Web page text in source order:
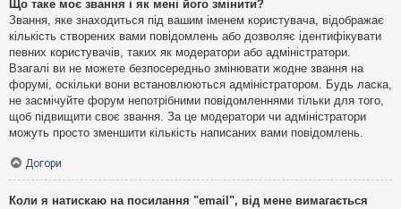
Що таке моє звання і як мені його змінити?
Звання, яке знаходиться під вашим іменем користувача, відображає
кількість створених вами повідомлень або дозволяє ідентифікувати
певних користувачів, таких як модератори або адміністратори.
Взагалі ви не можете безпосередньо змінювати жодне звання на
форумі, оскільки вони встановлюються адміністратором. Будь ласка,
не засмічуйте форум непотрібними повідомленнями тільки для того,
щоб підвищити своє звання. За це модератори чи адміністратори
можуть просто зменшити кількість написаних вами повідомлень.
Догори
Коли я натискаю на посилання "email", від мене вимагається